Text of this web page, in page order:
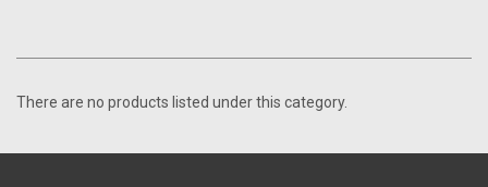
There are no products listed under this category.